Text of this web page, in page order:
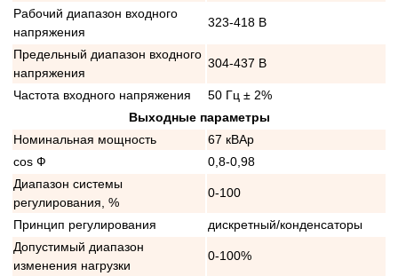
Рабочий диапазон входного
напряжения
323-418 В
Предельный диапазон входного
напряжения
304-437 В
Частота входного напряжения
50 Гц ± 2%
Выходные параметры
Номинальная мощность
67 кВАр
cos Ф
0,8-0,98
Диапазон системы
регулирования, %
0-100
Принцип регулирования
дискретный/конденсаторы
Допустимый диапазон
изменения нагрузки
0-100%